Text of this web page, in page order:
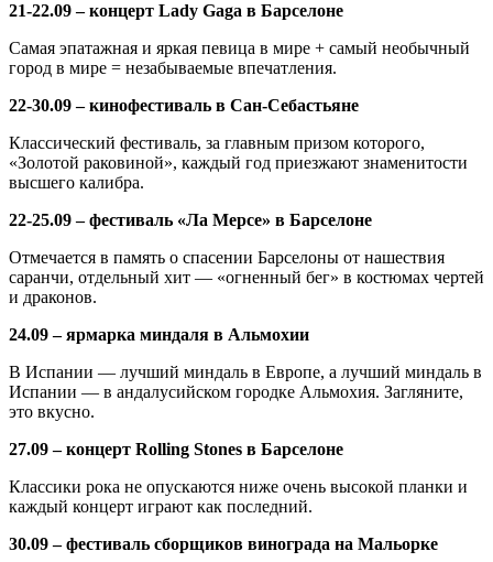
21-22.09 – концерт Lady Gaga в Барселоне
Самая эпатажная и яркая певица в мире + самый необычный
город в мире = незабываемые впечатления.
22-30.09 – кинофестиваль в Сан-Себастьяне
Классический фестиваль, за главным призом которого,
«Золотой раковиной», каждый год приезжают знаменитости
высшего калибра.
22-25.09 – фестиваль «Ла Мерсе» в Барселоне
Отмечается в память о спасении Барселоны от нашествия
саранчи, отдельный хит — «огненный бег» в костюмах чертей
и драконов.
24.09 – ярмарка миндаля в Альмохии
В Испании — лучший миндаль в Европе, а лучший миндаль в
Испании — в андалусийском городке Альмохия. Загляните,
это вкусно.
27.09 – концерт Rolling Stones в Барселоне
Классики рока не опускаются ниже очень высокой планки и
каждый концерт играют как последний.
30.09 – фестиваль сборщиков винограда на Мальорке